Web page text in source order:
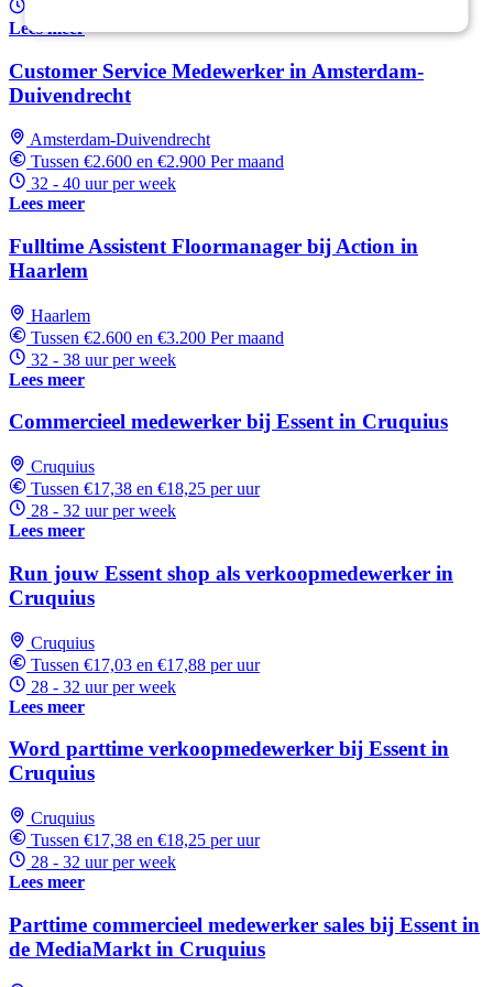
Lees meer
Customer Service Medewerker in Amsterdam-
Duivendrecht
Amsterdam-Duivendrecht
Tussen €2.600 en €2.900 Per maand
32 - 40 uur per week
Lees meer
Fulltime Assistent Floormanager bij Action in
Haarlem
Haarlem
Tussen €2.600 en €3.200 Per maand
32 - 38 uur per week
Lees meer
Commercieel medewerker bij Essent in Cruquius
Cruquius
Tussen €17,38 en €18,25 per uur
28 - 32 uur per week
Lees meer
Run jouw Essent shop als verkoopmedewerker in
Cruquius
Cruquius
Tussen €17,03 en €17,88 per uur
28 - 32 uur per week
Lees meer
Word parttime verkoopmedewerker bij Essent in
Cruquius
Cruquius
Tussen €17,38 en €18,25 per uur
28 - 32 uur per week
Lees meer
Parttime commercieel medewerker sales bij Essent in
de MediaMarkt in Cruquius